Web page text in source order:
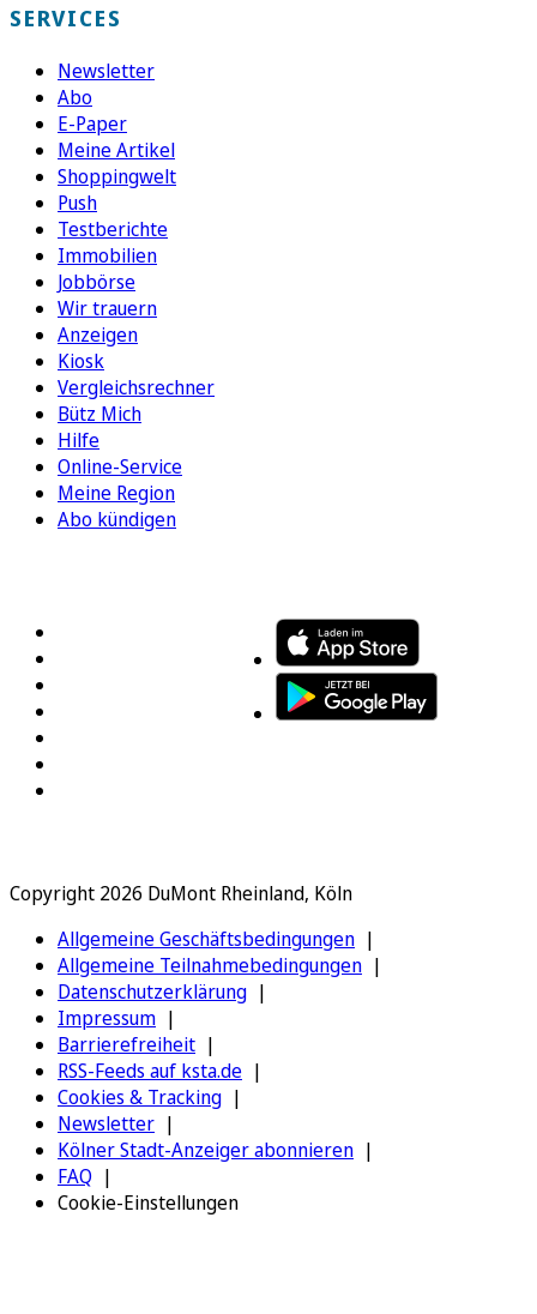
SERVICES
Newsletter
Abo
E-Paper
Meine Artikel
Shoppingwelt
Push
Testberichte
Immobilien
Jobbörse
Wir trauern
Anzeigen
Kiosk
Vergleichsrechner
Bütz Mich
Hilfe
Online-Service
Meine Region
Abo kündigen
Copyright 2026 DuMont Rheinland, Köln
Allgemeine Geschäftsbedingungen
Allgemeine Teilnahmebedingungen
Datenschutzerklärung
Impressum
Barrierefreiheit
RSS-Feeds auf ksta.de
Cookies & Tracking
Newsletter
Kölner Stadt-Anzeiger abonnieren
FAQ
Cookie-Einstellungen